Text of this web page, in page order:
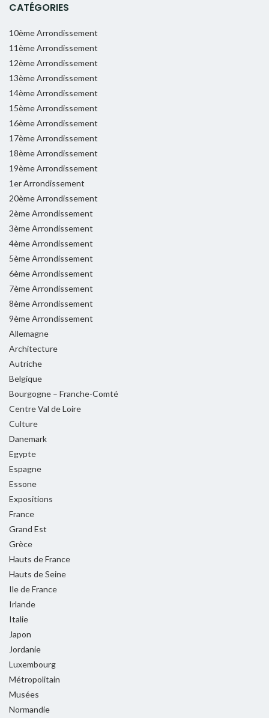
CATÉGORIES
10ème Arrondissement
11ème Arrondissement
12ème Arrondissement
13ème Arrondissement
14ème Arrondissement
15ème Arrondissement
16ème Arrondissement
17ème Arrondissement
18ème Arrondissement
19ème Arrondissement
1er Arrondissement
20ème Arrondissement
2ème Arrondissement
3ème Arrondissement
4ème Arrondissement
5ème Arrondissement
6ème Arrondissement
7ème Arrondissement
8ème Arrondissement
9ème Arrondissement
Allemagne
Architecture
Autriche
Belgique
Bourgogne – Franche-Comté
Centre Val de Loire
Culture
Danemark
Egypte
Espagne
Essone
Expositions
France
Grand Est
Grèce
Hauts de France
Hauts de Seine
Ile de France
Irlande
Italie
Japon
Jordanie
Luxembourg
Métropolitain
Musées
Normandie